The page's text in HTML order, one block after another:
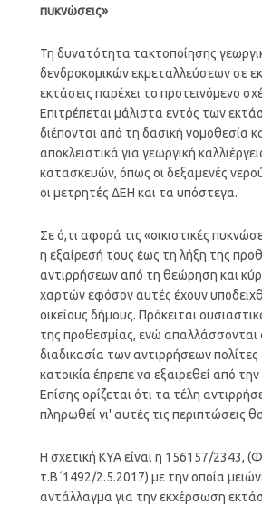
πυκνώσεις»
Τη δυνατότητα τακτοποίησης
δενδροκομικών εκμεταλλεύσεων σε
εκτάσεις παρέχει το προτεινόμενο
Επιτρέπεται μάλιστα εντός των
διέπονται από τη δασική νομοθεσία
αποκλειστικά για γεωργική
κατασκευών, όπως οι δεξαμενές
οι μετρητές ΔΕΗ και τα υπόστεγα.
Σε ό,τι αφορά τις «οικιστικές
η εξαίρεσή τους έως τη λήξη της
αντιρρήσεων από τη θεώρηση και
χαρτών εφόσον αυτές έχουν
οικείους δήμους. Πρόκειται
της προθεσμίας, ενώ απαλλάσσονται
διαδικασία των αντιρρήσεων
κατοικία έπρεπε να εξαιρεθεί από
Επίσης ορίζεται ότι τα τέλη
πληρωθεί γι' αυτές τις περιπτώσεις
H σχετική KYA είναι η 156157/2343,
τ.Β΄1492/2.5.2017) με την οποία
αντάλλαγμα για την εκχέρσωση